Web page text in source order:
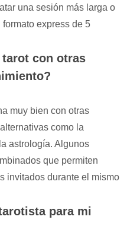
una sesión más larga o
express de 5
tarot con otras
muy bien con otras
como la
astrología. Algunos
que permiten
invitados durante el mismo
para mi